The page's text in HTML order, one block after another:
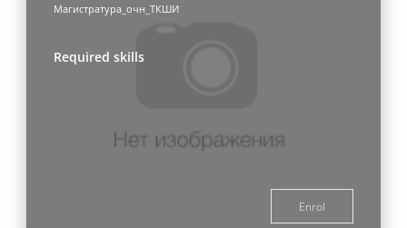
Магистратура_очн_ТКШИ
Required skills
Enrol